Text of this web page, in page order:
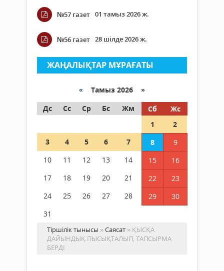
№57 газет 01 тамыз 2026 ж.
№56 газет 28 шілде 2026 ж.
ЖАҢАЛЫҚТАР МҰРАҒАТЫ
« Тамыз 2026 »
Дс
Сс Ср Бс Жм Сб
Жс
1
2
3
4 5 6 7 8
9
10
11 12 13 14 15
16
17
18 19 20 21 22
23
24
25 26 27 28 29
30
31
Тіршілік тынысы »Саясат » ҚЫСҚА
ДАЙЫНДЫҚ ПЫСЫҚТАЛЫП, ТАПСЫРМА
БЕРДІ